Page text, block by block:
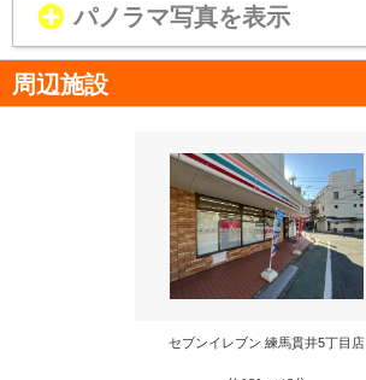
パノラマ写真を表示
周辺施設
セブンイレブン 練馬貫井5丁目店